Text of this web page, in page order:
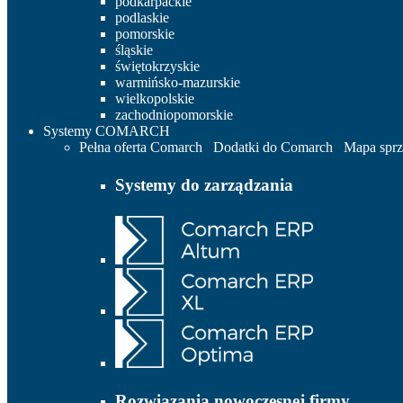
podlaskie
pomorskie
śląskie
świętokrzyskie
warmińsko-mazurskie
wielkopolskie
zachodniopomorskie
Systemy COMARCH
Pełna oferta Comarch
Dodatki do Comarch Mapa
Systemy do zarządzania